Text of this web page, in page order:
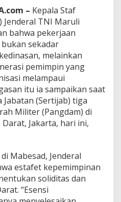
b
e
a
r
B
u
k
a
n
M
e
n
e
s
a
k
– Kepala Staf
Jenderal TNI Maruli
bahwa pekerjaan
sekadar
melainkan
pemimpin yang
melampaui
itu ia sampaikan saat
(Sertijab) tiga
Militer (Pangdam) di
Jakarta, hari ini,
Mabesad, Jenderal
estafet kepemimpinan
soliditas dan
“Esensi